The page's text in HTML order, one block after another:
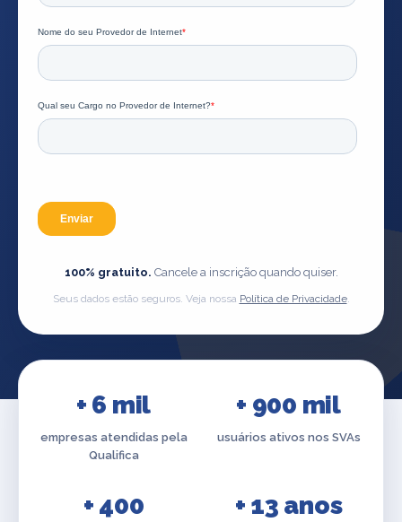
100% gratuito. Cancele a inscrição quando quiser.
Seus dados estão seguros. Veja nossa Política de Privacidade.
+ 6 mil
empresas atendidas pela
Qualifica
+ 900 mil
usuários ativos nos SVAs
+ 400 + 13 anos